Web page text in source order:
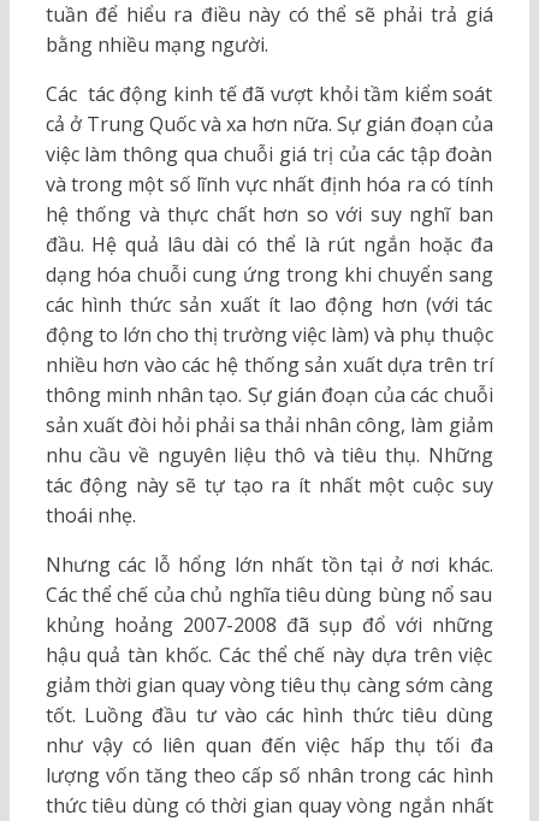
tuần để hiểu ra điều này có thể sẽ phải trả giá
bằng nhiều mạng người.
Các tác động kinh tế đã vượt khỏi tầm kiểm soát
cả ở Trung Quốc và xa hơn nữa. Sự gián đoạn của
việc làm thông qua chuỗi giá trị của các tập đoàn
và trong một số lĩnh vực nhất định hóa ra có tính
hệ thống và thực chất hơn so với suy nghĩ ban
đầu. Hệ quả lâu dài có thể là rút ngắn hoặc đa
dạng hóa chuỗi cung ứng trong khi chuyển sang
các hình thức sản xuất ít lao động hơn (với tác
động to lớn cho thị trường việc làm) và phụ thuộc
nhiều hơn vào các hệ thống sản xuất dựa trên trí
thông minh nhân tạo. Sự gián đoạn của các chuỗi
sản xuất đòi hỏi phải sa thải nhân công, làm giảm
nhu cầu về nguyên liệu thô và tiêu thụ. Những
tác động này sẽ tự tạo ra ít nhất một cuộc suy
thoái nhẹ.
Nhưng các lỗ hổng lớn nhất tồn tại ở nơi khác.
Các thể chế của chủ nghĩa tiêu dùng bùng nổ sau
khủng hoảng 2007-2008 đã sụp đổ với những
hậu quả tàn khốc. Các thể chế này dựa trên việc
giảm thời gian quay vòng tiêu thụ càng sớm càng
tốt. Luồng đầu tư vào các hình thức tiêu dùng
như vậy có liên quan đến việc hấp thụ tối đa
lượng vốn tăng theo cấp số nhân trong các hình
thức tiêu dùng có thời gian quay vòng ngắn nhất